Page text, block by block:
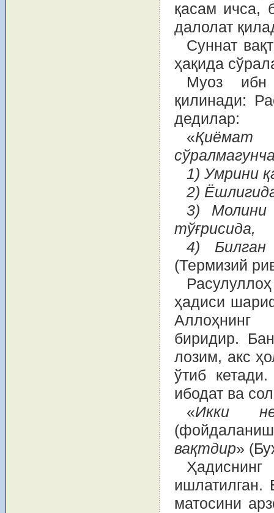
қасам ичса,
далолат
Суннат
ҳақида
Муоз ибн
қилинади:
дедилар:
«
1) Умрини
2)
3) Молини
тўғрисида,
4) Билган
(Термизий
ҳадиси
Аллоҳнинг
биридир.
лозим, акс
ўтиб
ибодат ва
«Икки
вақтдир»
ишлатилган.
матосини